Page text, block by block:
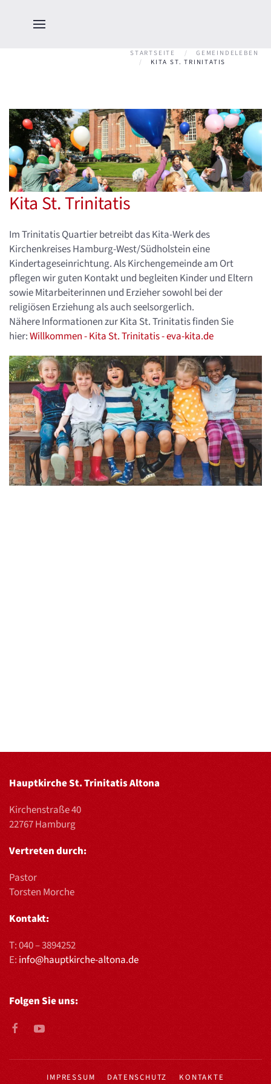
STARTSEITE
GEMEINDELEBEN
KITA ST. TRINITATIS
Kita St. Trinitatis
Im Trinitatis Quartier betreibt das Kita-Werk des
Kirchenkreises Hamburg-West/Südholstein eine
Kindertageseinrichtung. Als Kirchengemeinde am Ort
pflegen wir guten Kontakt und begleiten Kinder und Eltern
sowie Mitarbeiterinnen und Erzieher sowohl bei der
religiösen Erziehung als auch seelsorgerlich.
Nähere Informationen zur Kita St. Trinitatis finden Sie
hier:Willkommen - Kita St. Trinitatis - eva-kita.de
Hauptkirche St. Trinitatis Altona
Kirchenstraße 40
22767 Hamburg
Vertreten durch:
Pastor
Torsten Morche
Kontakt:
T:040 – 3894252
E: info@hauptkirche-altona.de
Folgen Sie uns:
IMPRESSUM DATENSCHUTZ KONTAKTE